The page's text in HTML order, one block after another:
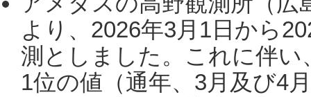
より、2026年3月1日から
測としました。これに伴い
1位の値（通年、3月及び4